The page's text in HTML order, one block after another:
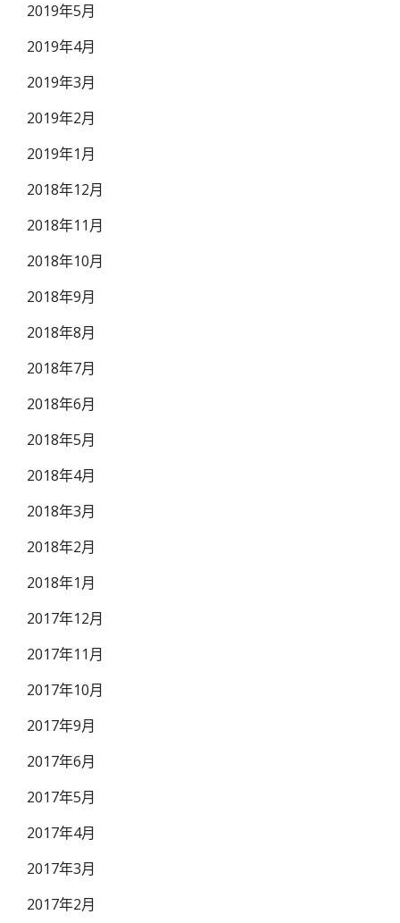
2019年5月
2019年4月
2019年3月
2019年2月
2019年1月
2018年12月
2018年11月
2018年10月
2018年9月
2018年8月
2018年7月
2018年6月
2018年5月
2018年4月
2018年3月
2018年2月
2018年1月
2017年12月
2017年11月
2017年10月
2017年9月
2017年6月
2017年5月
2017年4月
2017年3月
2017年2月